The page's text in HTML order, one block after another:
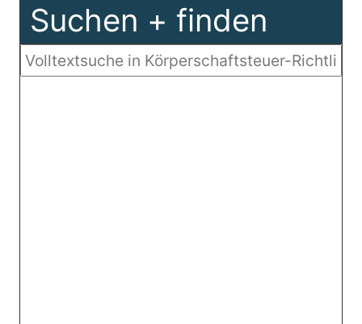
Suchen + finden